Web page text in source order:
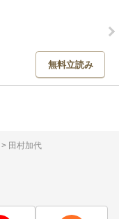
無料立読み
田村加代